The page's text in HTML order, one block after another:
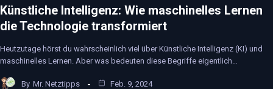
Künstliche Intelligenz: Wie maschinelles Lernen
die Technologie transformiert
Heutzutage hörst du wahrscheinlich viel über Künstliche Intelligenz (KI) und
maschinelles Lernen. Aber was bedeuten diese Begriffe eigentlich…
By Mr. Netztipps Feb. 9, 2024